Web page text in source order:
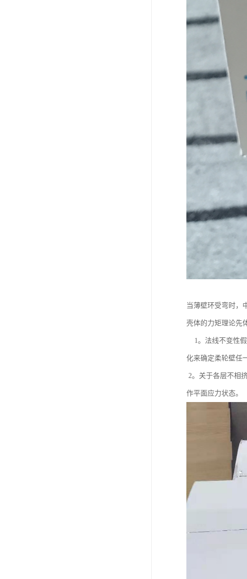
当薄壁环受弯时，
壳体的力矩理论先
1。法线不变性假
化来确定柔轮壁任
2。关于各层不相
作平面应力状态。